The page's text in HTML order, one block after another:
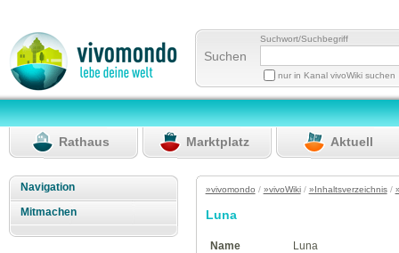
Suchen
Suchwort/Suchbegriff
nur in Kanal vivoWiki suchen
Rathaus Marktplatz Aktuell
Navigation
Mitmachen
»vivomondo / »vivoWiki/ »Inhaltsverzeichnis/
Luna
Name
Luna